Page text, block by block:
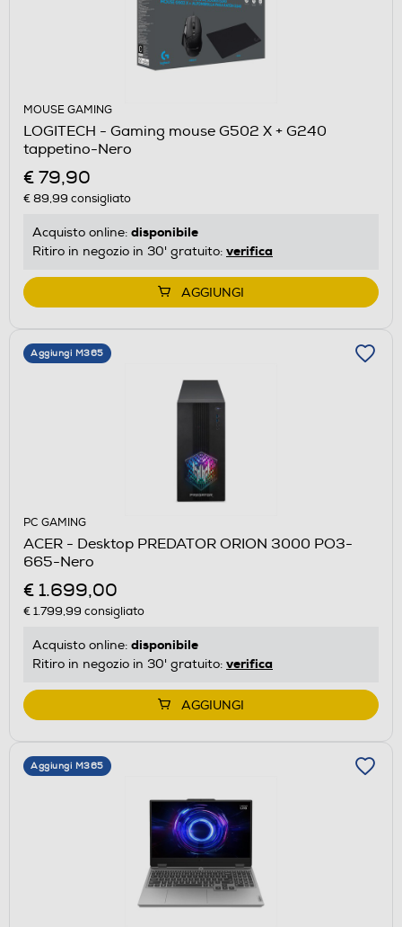
MOUSE GAMING
LOGITECH - Gaming mouse G502 X + G240
tappetino-Nero
€ 79,90
€ 89,99 consigliato
Acquisto online: disponibile
Ritiro in negozio in 30' gratuito: verifica
AGGIUNGI
Aggiungi M365
PC GAMING
ACER - Desktop PREDATOR ORION 3000 PO3-
665-Nero
€ 1.699,00
€ 1.799,99 consigliato
Acquisto online: disponibile
Ritiro in negozio in 30' gratuito: verifica
AGGIUNGI
Aggiungi M365